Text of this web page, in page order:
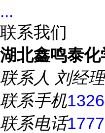
...
联系我们
湖北鑫鸣泰化
联系人 刘经理
联系手机
联系电话